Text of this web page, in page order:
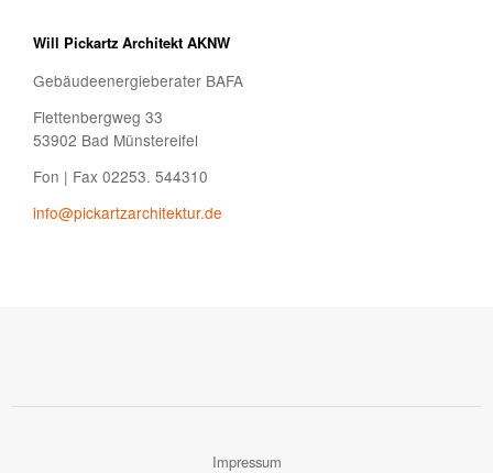
Will Pickartz Architekt AKNW
Gebäudeenergieberater BAFA
Flettenbergweg 33
53902 Bad Münstereifel
Fon | Fax 02253. 544310
info@pickartzarchitektur.de
Impressum